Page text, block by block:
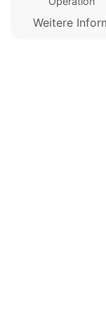
Weitere